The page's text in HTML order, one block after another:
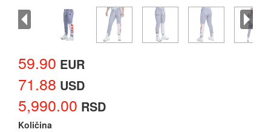
59.90 EUR
71.88 USD
5,990.00 RSD
Količina